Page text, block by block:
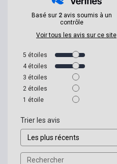
Basé sur 2 avis soumis à un
contrôle
Voir tous les avis sur ce site
5 étoiles
4 étoiles
3 étoiles
2 étoiles
1 étoile
Trier les avis